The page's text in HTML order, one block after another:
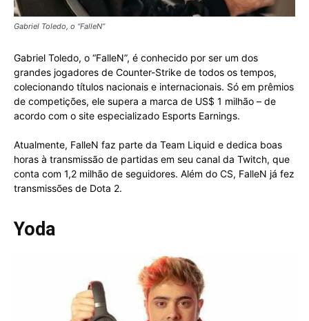
Gabriel Toledo, o “FalleN”
Gabriel Toledo, o “FalleN”, é conhecido por ser um dos
grandes jogadores de Counter-Strike de todos os tempos,
colecionando títulos nacionais e internacionais. Só em prêmios
de competições, ele supera a marca de US$ 1 milhão – de
acordo com o site especializado Esports Earnings.
Atualmente, FalleN faz parte da Team Liquid e dedica boas
horas à transmissão de partidas em seu canal da Twitch, que
conta com 1,2 milhão de seguidores. Além do CS, FalleN já fez
transmissões de Dota 2.
Yoda